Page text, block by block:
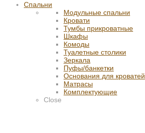
Спальни
Модульные спальни
Кровати
Тумбы прикроватные
Шкафы
Комоды
Туалетные столики
Зеркала
Пуфы/банкетки
Основания для кроватей
Матрасы
Комплектующие
Close